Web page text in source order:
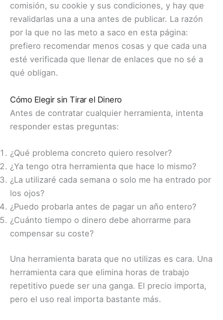
comisión, su cookie y sus condiciones, y hay que
revalidarlas una a una antes de publicar. La razón
por la que no las meto a saco en esta página:
prefiero recomendar menos cosas y que cada una
esté verificada que llenar de enlaces que no sé a
qué obligan.
Cómo Elegir sin Tirar el Dinero
Antes de contratar cualquier herramienta, intenta
responder estas preguntas:
¿Qué problema concreto quiero resolver?
¿Ya tengo otra herramienta que hace lo mismo?
¿La utilizaré cada semana o solo me ha entrado por
los ojos?
¿Puedo probarla antes de pagar un año entero?
¿Cuánto tiempo o dinero debe ahorrarme para
compensar su coste?
Una herramienta barata que no utilizas es cara. Una
herramienta cara que elimina horas de trabajo
repetitivo puede ser una ganga. El precio importa,
pero el uso real importa bastante más.